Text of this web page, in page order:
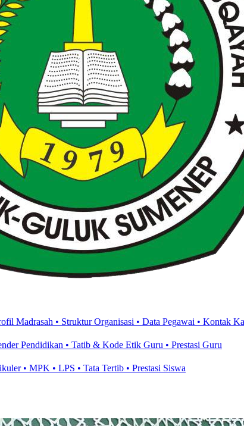
Madrasah • Struktur Organisasi • Data Pegawai • Kontak
Pendidikan • Tatib & Kode Etik Guru • Prestasi Guru
• MPK • LPS • Tata Tertib • Prestasi Siswa